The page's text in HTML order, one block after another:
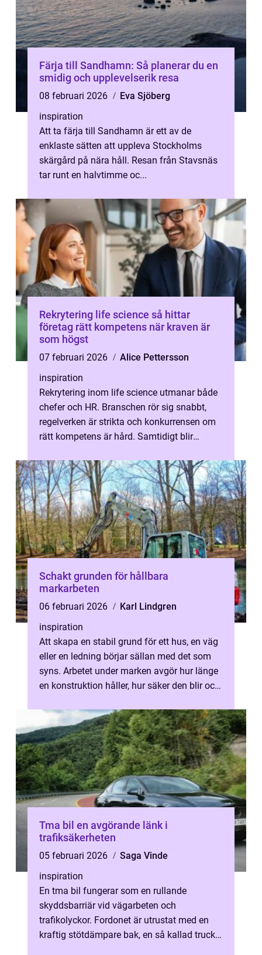
Färja till Sandhamn: Så planerar du en
smidig och upplevelserik resa
08 februari 2026
Eva Sjöberg
inspiration
Att ta färja till Sandhamn är ett av de
enklaste sätten att uppleva Stockholms
skärgård på nära håll. Resan från Stavsnäs
tar runt en halvtimme oc...
Rekrytering life science så hittar
företag rätt kompetens när kraven är
som högst
07 februari 2026
Alice Pettersson
inspiration
Rekrytering inom life science utmanar både
chefer och HR. Branschen rör sig snabbt,
regelverken är strikta och konkurrensen om
rätt kompetens är hård. Samtidigt blir
Schakt grunden för hållbara
markarbeten
06 februari 2026
Karl Lindgren
inspiration
Att skapa en stabil grund för ett hus, en väg
eller en ledning börjar sällan med det som
syns. Arbetet under marken avgör hur länge
en konstruktion håller, hur säker den blir och
Tma bil en avgörande länk i
trafiksäkerheten
05 februari 2026
Saga Vinde
inspiration
En tma bil fungerar som en rullande
skyddsbarriär vid vägarbeten och
trafikolyckor. Fordonet är utrustat med en
kraftig stötdämpare bak, en så kallad truck